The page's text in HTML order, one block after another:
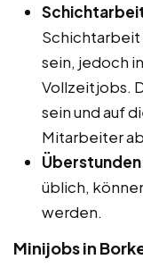
Schichtarbeit
sein, jedoch
Vollzeitjobs.
sein und auf
Mitarbeiter
üblich,
werden.
Minijobs in